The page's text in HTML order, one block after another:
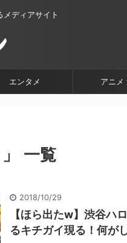
ディアサイト
エンタメ アニメ
」 一覧
2018/10/29
【ほら出たw】渋谷ハ
るキチガイ現る！何が